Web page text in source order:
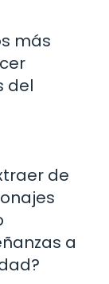
más
del
de
a